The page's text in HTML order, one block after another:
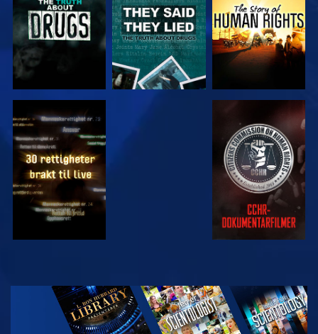
SE SE
SE
UTFORSK
SERIEN